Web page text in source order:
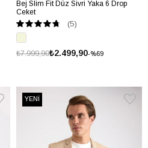
Bej Slim Fit Düz Sivri Yaka 6 Drop
Ceket
(5)
%69
₺2.499,90
₺7.999,90
YENİ